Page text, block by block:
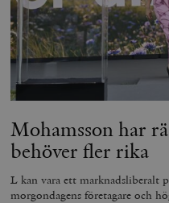
Mohamsson har
behöver fler rika
L kan vara ett marknadsliberalt
morgondagens företagare och